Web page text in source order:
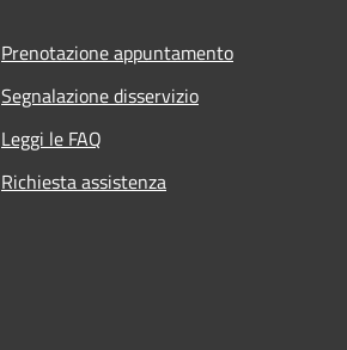
Prenotazione appuntamento
Segnalazione disservizio
Leggi le FAQ
Richiesta assistenza